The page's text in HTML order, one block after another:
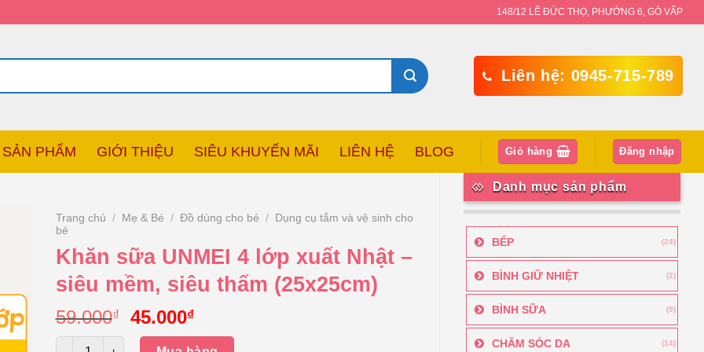
148/12 LÊ ĐỨC THỌ, PHƯỜNG 6, GÒ VẤP
Liên hệ: 0945-715-789
SẢN PHẨM GIỚI THIỆU SIÊU KHUYẾN MÃI LIÊN HỆ BLOG Giỏ hàng Đăng nhập
Danh mục sản phẩm
BẾP (24)
BÌNH GIỮ NHIỆT (2)
BÌNH SỮA (9)
CHĂM SÓC DA (14)
Trang chủ / Mẹ & Bé / Đồ dùng cho bé /
Dụng cụ tắm và vệ sinh cho
bé
Khăn sữa UNMEI 4 lớp xuất Nhật –
siêu mềm, siêu thấm (25x25cm)
59.000₫
Giá
gốc
45.000₫Giá
hiện
Số lượng